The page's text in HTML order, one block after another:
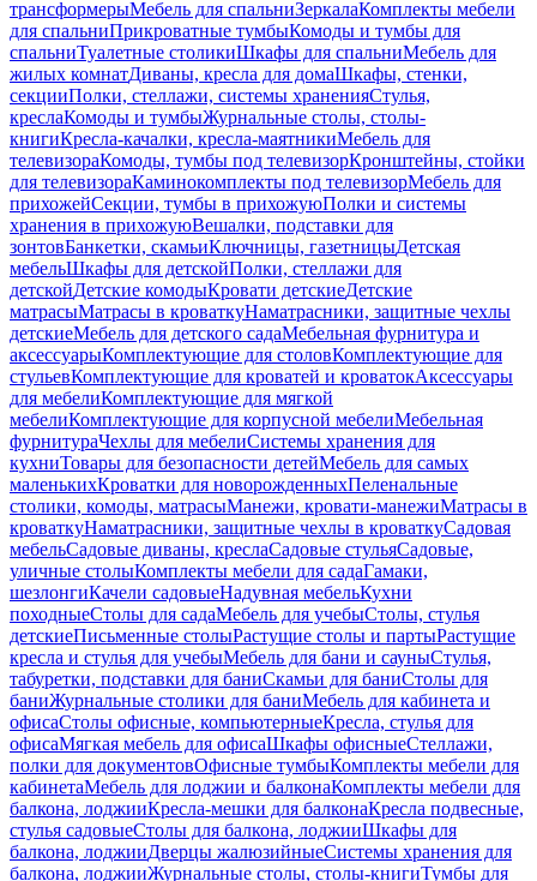
трансформерыМебель для спальниЗеркалаКомплекты мебели
для спальниПрикроватные тумбыКомоды и тумбы для
спальниТуалетные столикиШкафы для спальниМебель для
жилых комнатДиваны, кресла для домаШкафы, стенки,
секцииПолки, стеллажи, системы храненияСтулья,
креслаКомоды и тумбыЖурнальные столы, столы-
книгиКресла-качалки, кресла-маятникиМебель для
телевизораКомоды, тумбы под телевизорКронштейны, стойки
для телевизораКаминокомплекты под телевизорМебель для
прихожейСекции, тумбы в прихожуюПолки и системы
хранения в прихожуюВешалки, подставки для
зонтовБанкетки, скамьиКлючницы, газетницыДетская
мебельШкафы для детскойПолки, стеллажи для
детскойДетские комодыКровати детскиеДетские
матрасыМатрасы в кроваткуНаматрасники, защитные чехлы
детскиеМебель для детского садаМебельная фурнитура и
аксессуарыКомплектующие для столовКомплектующие для
стульевКомплектующие для кроватей и кроватокАксессуары
для мебелиКомплектующие для мягкой
мебелиКомплектующие для корпусной мебелиМебельная
фурнитураЧехлы для мебелиСистемы хранения для
кухниТовары для безопасности детейМебель для самых
маленькихКроватки для новорожденныхПеленальные
столики, комоды, матрасыМанежи, кровати-манежиМатрасы в
кроваткуНаматрасники, защитные чехлы в кроваткуСадовая
мебельСадовые диваны, креслаСадовые стульяСадовые,
уличные столыКомплекты мебели для садаГамаки,
шезлонгиКачели садовыеНадувная мебельКухни
походныеСтолы для садаМебель для учебыСтолы, стулья
детскиеПисьменные столыРастущие столы и партыРастущие
кресла и стулья для учебыМебель для бани и сауныСтулья,
табуретки, подставки для баниСкамьи для баниСтолы для
баниЖурнальные столики для баниМебель для кабинета и
офисаСтолы офисные, компьютерныеКресла, стулья для
офисаМягкая мебель для офисаШкафы офисныеСтеллажи,
полки для документовОфисные тумбыКомплекты мебели для
кабинетаМебель для лоджии и балконаКомплекты мебели для
балкона, лоджииКресла-мешки для балконаКресла подвесные,
стулья садовыеСтолы для балкона, лоджииШкафы для
балкона, лоджииДверцы жалюзийныеСистемы хранения для
балкона, лоджииЖурнальные столы, столы-книгиТумбы для